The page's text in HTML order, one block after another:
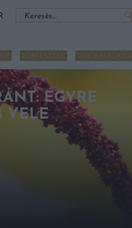
Keresés:
BORTESZTEK VINCE MAGAZIN
EGYRE
VELE